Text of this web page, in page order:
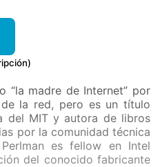
“la madre de Internet” por
la red, pero es un título
del MIT y autora de libros
por la comunidad técnica
es fellow en Intel
del conocido fabricante